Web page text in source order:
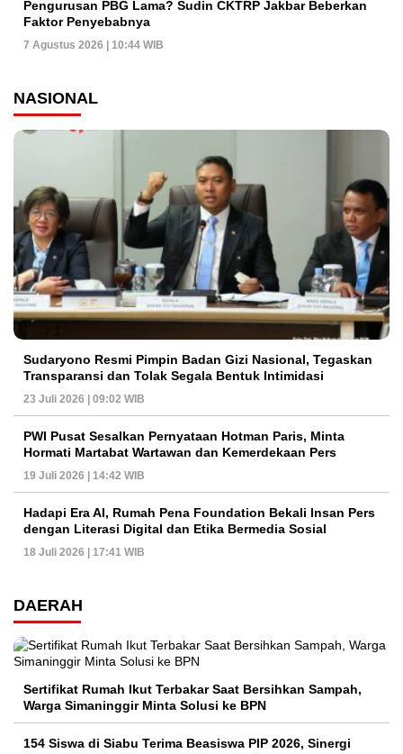
Pengurusan PBG Lama? Sudin CKTRP Jakbar Beberkan
Faktor Penyebabnya
7 Agustus 2026 | 10:44 WIB
NASIONAL
Sudaryono Resmi Pimpin Badan Gizi Nasional, Tegaskan
Transparansi dan Tolak Segala Bentuk Intimidasi
23 Juli 2026 | 09:02 WIB
PWI Pusat Sesalkan Pernyataan Hotman Paris, Minta
Hormati Martabat Wartawan dan Kemerdekaan Pers
19 Juli 2026 | 14:42 WIB
Hadapi Era AI, Rumah Pena Foundation Bekali Insan Pers
dengan Literasi Digital dan Etika Bermedia Sosial
18 Juli 2026 | 17:41 WIB
DAERAH
Sertifikat Rumah Ikut Terbakar Saat Bersihkan Sampah,
Warga Simaninggir Minta Solusi ke BPN
154 Siswa di Siabu Terima Beasiswa PIP 2026, Sinergi